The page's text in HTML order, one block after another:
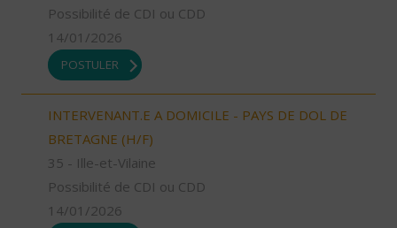
Possibilité de CDI ou CDD
14/01/2026
POSTULER
INTERVENANT.E A DOMICILE - PAYS DE DOL DE
BRETAGNE (H/F)
35 - Ille-et-Vilaine
Possibilité de CDI ou CDD
14/01/2026